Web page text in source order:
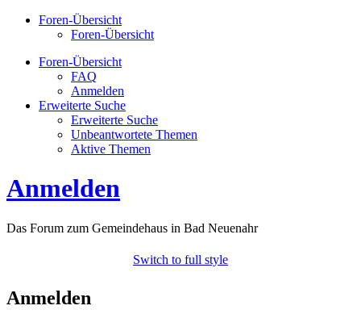
Foren-Übersicht
Foren-Übersicht
Foren-Übersicht
FAQ
Anmelden
Erweiterte Suche
Erweiterte Suche
Unbeantwortete Themen
Aktive Themen
Anmelden
Das Forum zum Gemeindehaus in Bad Neuenahr
Switch to full style
Anmelden